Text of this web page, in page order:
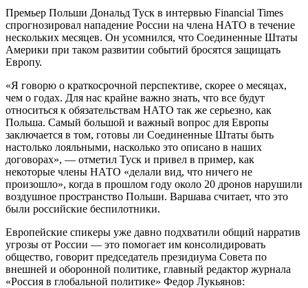
Премьер Польши Дональд Туск в интервью Financial Times
спрогнозировал нападение России на члена НАТО в течение
нескольких месяцев. Он усомнился, что Соединенные Штаты
Америки при таком развитии событий бросятся защищать
Европу.
«Я говорю о краткосрочной перспективе, скорее о месяцах,
чем о годах. Для нас крайне важно знать, что все будут
относиться к обязательствам НАТО так же серьезно, как
Польша. Самый большой и важный вопрос для Европы
заключается в том, готовы ли Соединенные Штаты быть
настолько лояльными, насколько это описано в наших
договорах», — отметил Туск и привел в пример, как
некоторые члены НАТО «делали вид, что ничего не
произошло», когда в прошлом году около 20 дронов нарушили
воздушное пространство Польши. Варшава считает, что это
были российские беспилотники.
Европейские спикеры уже давно подхватили общий нарратив
угрозы от России — это помогает им консолидировать
общество, говорит председатель президиума Совета по
внешней и оборонной политике, главный редактор журнала
«Россия в глобальной политике» Федор Лукьянов: